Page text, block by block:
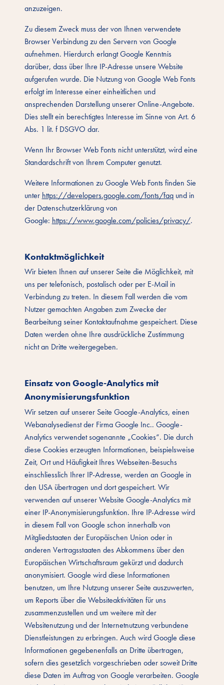
anzuzeigen.
Zu diesem Zweck muss der von Ihnen verwendete
Browser Verbindung zu den Servern von Google
aufnehmen. Hierdurch erlangt Google Kenntnis
darüber, dass über Ihre IP-Adresse unsere Website
aufgerufen wurde. Die Nutzung von Google Web Fonts
erfolgt im Interesse einer einheitlichen und
ansprechenden Darstellung unserer Online-Angebote.
Dies stellt ein berechtigtes Interesse im Sinne von Art. 6
Abs. 1 lit. f DSGVO dar.
Wenn Ihr Browser Web Fonts nicht unterstützt, wird eine
Standardschrift von Ihrem Computer genutzt.
Weitere Informationen zu Google Web Fonts finden Sie
unter https://developers.google.com/fonts/faqund in
der Datenschutzerklärung von
Google: https://www.google.com/policies/privacy/.
Kontaktmöglichkeit
Wir bieten Ihnen auf unserer Seite die Möglichkeit, mit
uns per telefonisch, postalisch oder per E-Mail in
Verbindung zu treten. In diesem Fall werden die vom
Nutzer gemachten Angaben zum Zwecke der
Bearbeitung seiner Kontaktaufnahme gespeichert. Diese
Daten werden ohne Ihre ausdrückliche Zustimmung
nicht an Dritte weitergegeben.
Einsatz von Google-Analytics mit
Anonymisierungsfunktion
Wir setzen auf unserer Seite Google-Analytics, einen
Webanalysedienst der Firma Google Inc.. Google-
Analytics verwendet sogenannte „Cookies“. Die durch
diese Cookies erzeugten Informationen, beispielsweise
Zeit, Ort und Häufigkeit Ihres Webseiten-Besuchs
einschliesslich Ihrer IP-Adresse, werden an Google in
den USA übertragen und dort gespeichert. Wir
verwenden auf unserer Website Google-Analytics mit
einer IP-Anonymisierungsfunktion. Ihre IP-Adresse wird
in diesem Fall von Google schon innerhalb von
Mitgliedstaaten der Europäischen Union oder in
anderen Vertragsstaaten des Abkommens über den
Europäischen Wirtschaftsraum gekürzt und dadurch
anonymisiert. Google wird diese Informationen
benutzen, um Ihre Nutzung unserer Seite auszuwerten,
um Reports über die Websiteaktivitäten für uns
zusammenzustellen und um weitere mit der
Websitenutzung und der Internetnutzung verbundene
Dienstleistungen zu erbringen. Auch wird Google diese
Informationen gegebenenfalls an Dritte übertragen,
sofern dies gesetzlich vorgeschrieben oder soweit Dritte
diese Daten im Auftrag von Google verarbeiten. Google